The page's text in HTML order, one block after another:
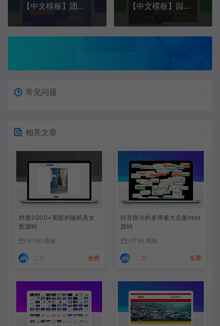
【中文模板】团建活动策划 深灰款 响应式模板包含html+CSS+Js+字体文件全套
【中文模板】园林设计 绿色款 响应式模板包含html+CSS+Js+字体文件全套
常见问题
相关文章
对接3000+美图的随机美女
图源码
HTML模板
免费
抖音很火的多弹窗大合集html
源码
HTML模板
免费